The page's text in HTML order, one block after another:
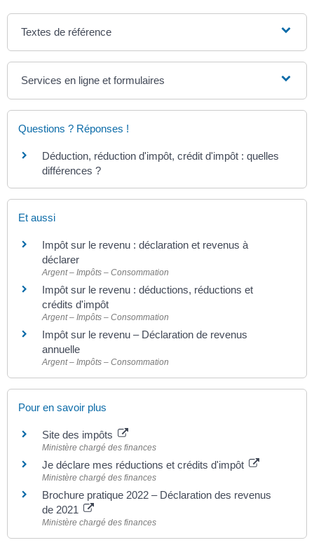
Textes de référence
Services en ligne et formulaires
Questions ? Réponses !
Déduction, réduction d'impôt, crédit d'impôt : quelles
différences ?
Et aussi
Impôt sur le revenu : déclaration et revenus à
déclarer
Argent – Impôts – Consommation
Impôt sur le revenu : déductions, réductions et
crédits d'impôt
Argent – Impôts – Consommation
Impôt sur le revenu – Déclaration de revenus
annuelle
Argent – Impôts – Consommation
Pour en savoir plus
Site des impôts
Ministère chargé des finances
Je déclare mes réductions et crédits d'impôt
Ministère chargé des finances
Brochure pratique 2022 – Déclaration des revenus
de 2021
Ministère chargé des finances